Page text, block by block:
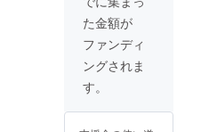
ターン
は以下
の項目
に同意
いただ
申し込
みくだ
大江2丁
目7-26
※撮影の
詳細は
メール
ます。
※撮影時
組4名様
まで出
演可能
です。
撮影
(土)20:2
た金額が
ファンディ
ングされま
す。